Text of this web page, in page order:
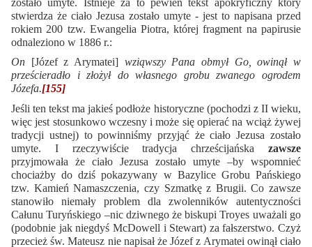
stwierdza że ciało Jezusa zostało umyte - jest to napisana przed
rokiem 200 tzw. Ewangelia Piotra, której fragment na papirusie
odnaleziono w 1886 r.:
On [Józef z Arymatei] wziąwszy Pana obmył Go, owinął w
prześcieradło i złożył do własnego grobu zwanego ogrodem
Józefa.[155]
Jeśli ten tekst ma jakieś podłoże historyczne (pochodzi z II wieku,
więc jest stosunkowo wczesny i może się opierać na wciąż żywej
tradycji ustnej) to powinniśmy przyjąć że ciało Jezusa zostało
umyte. I rzeczywiście tradycja chrześcijańska zawsze
przyjmowała że ciało Jezusa zostało umyte –by wspomnieć
chociażby do dziś pokazywany w Bazylice Grobu Pańskiego
tzw. Kamień Namaszczenia, czy Szmatkę z Brugii. Co zawsze
stanowiło niemały problem dla zwolenników autentyczności
Całunu Turyńskiego –nic dziwnego że biskupi Troyes uważali go
(podobnie jak niegdyś McDowell i Stewart) za fałszerstwo. Czyż
przecież św. Mateusz nie napisał że Józef z Arymatei owinął ciało